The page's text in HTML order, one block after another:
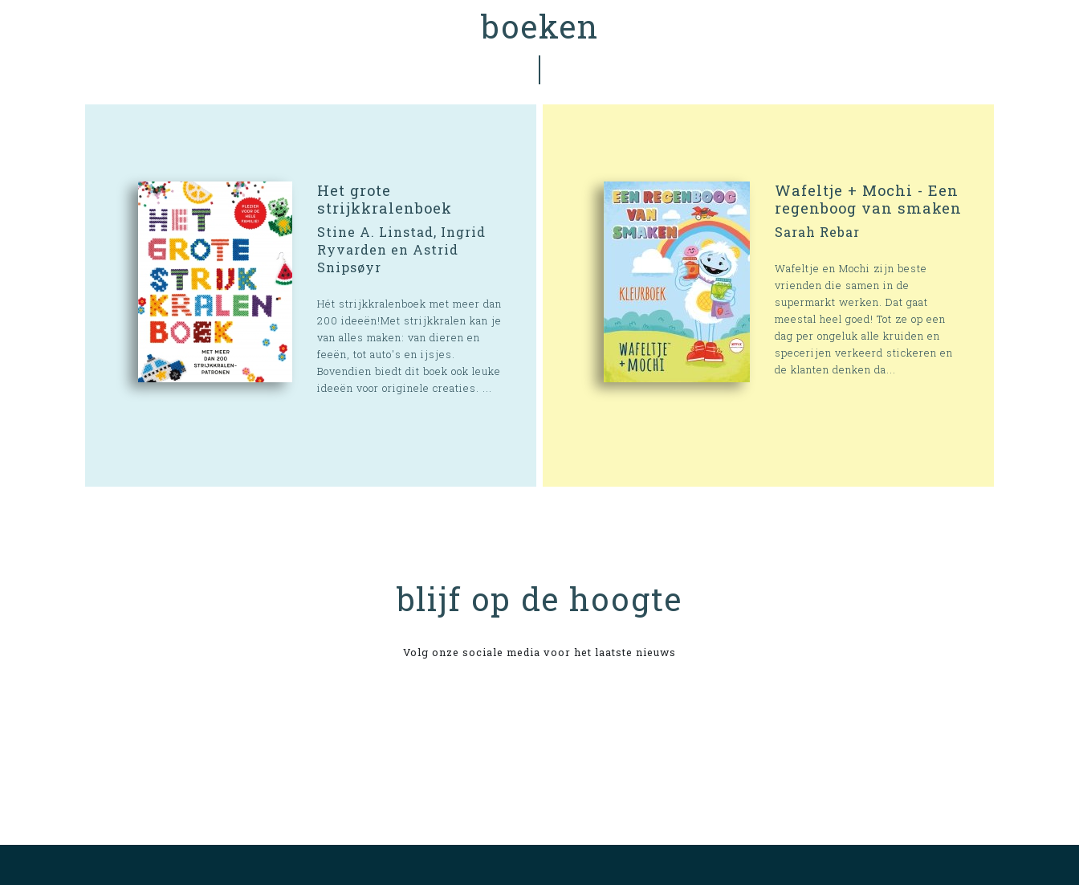
boeken
Het grote
strijkkralenboek
Stine A. Linstad, Ingrid
Ryvarden en Astrid
Snipsøyr
Hét strijkkralenboek met meer dan
200 ideeën!Met strijkkralen kan je
van alles maken: van dieren en
feeën, tot auto's en ijsjes.
Bovendien biedt dit boek ook leuke
ideeën voor originele creaties. ...
Wafeltje + Mochi - Een
regenboog van smaken
Sarah Rebar
Wafeltje en Mochi zijn beste
vrienden die samen in de
supermarkt werken. Dat gaat
meestal heel goed! Tot ze op een
dag per ongeluk alle kruiden en
specerijen verkeerd stickeren en
de klanten denken da...
blijf op de hoogte
Volg onze sociale media voor het laatste nieuws